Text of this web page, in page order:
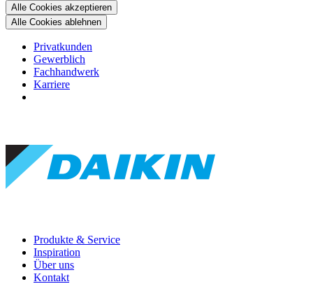
Alle Cookies akzeptieren
Alle Cookies ablehnen
Privatkunden
Gewerblich
Fachhandwerk
Karriere
Produkte & Service
Inspiration
Über uns
Kontakt